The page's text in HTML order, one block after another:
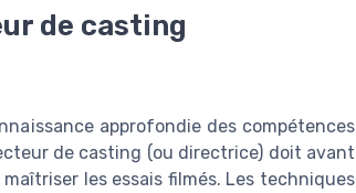
de casting
approfondie des compétences
de casting (ou directrice) doit avant
les essais filmés. Les techniques